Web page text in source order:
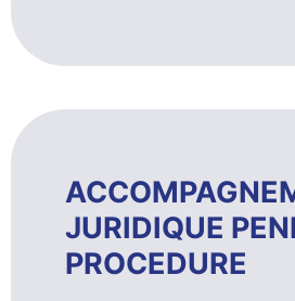
JURIDIQUE
PROCEDURE